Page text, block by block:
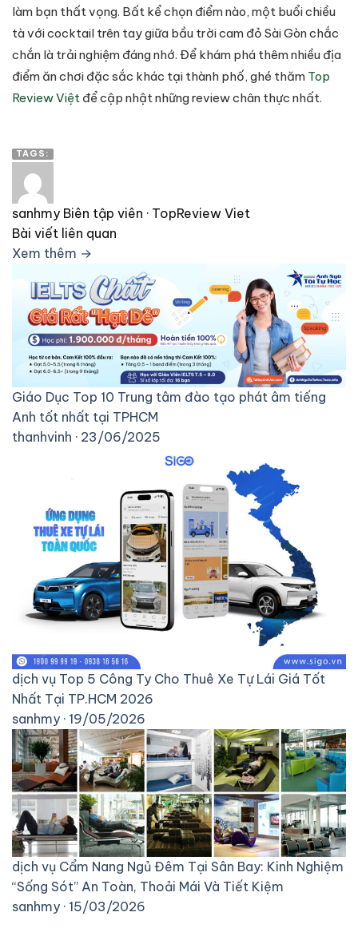
làm bạn thất vọng. Bất kể chọn điểm nào, một buổi chiều
tà với cocktail trên tay giữa bầu trời cam đỏ Sài Gòn chắc
chắn là trải nghiệm đáng nhớ. Để khám phá thêm nhiều địa
điểm ăn chơi đặc sắc khác tại thành phố, ghé thăm Top
Review Việt để cập nhật những review chân thực nhất.
TAGS:
sanhmy Biên tập viên · TopReview Viet
Bài viết liên quan
Xem thêm →
Giáo Dục Top 10 Trung tâm đào tạo phát âm tiếng
Anh tốt nhất tại TPHCM
thanhvinh · 23/06/2025
dịch vụ Top 5 Công Ty Cho Thuê Xe Tự Lái Giá Tốt
Nhất Tại TP.HCM 2026
sanhmy · 19/05/2026
dịch vụ Cẩm Nang Ngủ Đêm Tại Sân Bay: Kinh Nghiệm
“Sống Sót” An Toàn, Thoải Mái Và Tiết Kiệm
sanhmy · 15/03/2026